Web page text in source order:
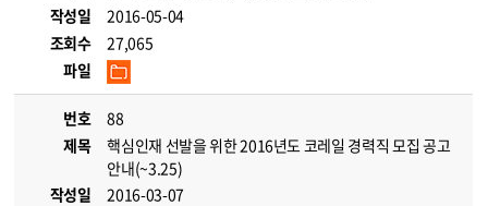
작성일
2016-05-04
조회수
27,065
파일
번호
88
제목
핵심인재 선발을 위한 2016년도 코레일 경력직 모집 공고
안내(~3.25)
작성일
2016-03-07